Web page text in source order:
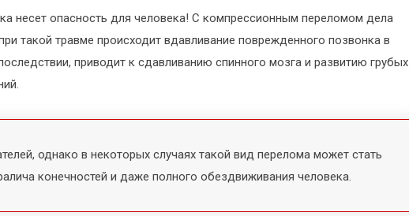
несет опасность для человека! С компрессионным переломом дела
такой травме происходит вдавливание поврежденного позвонка в
приводит к сдавливанию спинного мозга и развитию грубых
однако в некоторых случаях такой вид перелома может стать
конечностей и даже полного обездвиживания человека.